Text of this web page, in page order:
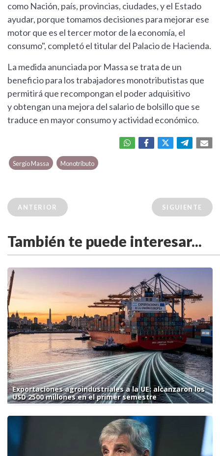
como Nación, país, provincias, ciudades, y el Estado
ayudar, porque tomamos decisiones para mejorar ese
motor que es el tercer motor de la economía, el
consumo", completó el titular del Palacio de Hacienda.
La medida anunciada por Massa se trata de un
beneficio para los trabajadores monotributistas que
permitirá que recompongan el poder adquisitivo
y obtengan una mejora del salario de bolsillo que se
traduce en mayor consumo y actividad económico.
Sergio Massa Monotributo
ANTERIOR SIGUIENTE
También te puede interesar...
Exportaciones agroindustriales a la UE: alcanzaron los
USD 2500 millones en el primer semestre